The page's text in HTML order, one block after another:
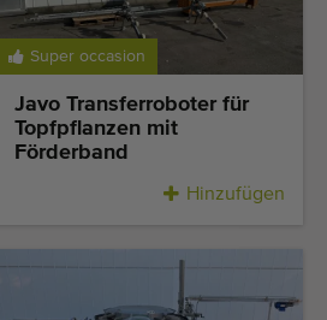
Super occasion
Javo Transferroboter für
Topfpflanzen mit
Förderband
Hinzufügen